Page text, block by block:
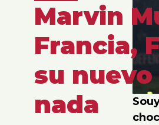
Marvin
Francia,
su
nada